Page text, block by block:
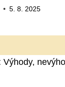
5. 8. 2025